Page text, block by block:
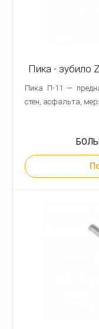
Пика - зубило
Пика П-11 —
стен, асфальта,